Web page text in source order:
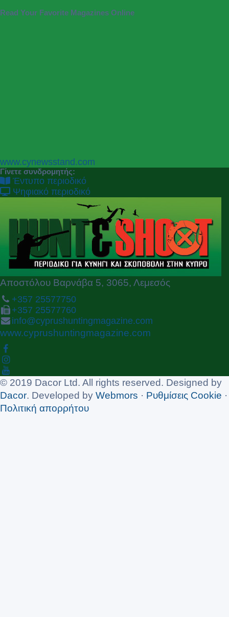
Read Your Favorite Magazines Online
P
r
e
v
N
e
x
t
www.cynewsstand.com
Γίνετε συνδρομητής:
Έντυπο περιοδικό
Ψηφιακό περιοδικό
Αποστόλου Βαρνάβα 5, 3065, Λεμεσός
+357 25577750
+357 25577760
info@cyprushuntingmagazine.com
www.cyprushuntingmagazine.com
© 2019 Dacor Ltd. All rights reserved. Designed by
Dacor. Developed by Webmors · Ρυθμίσεις Cookie ·
Πολιτική απορρήτου